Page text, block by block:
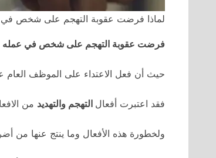
لماذا فرضت عقوبة التهجم على شخص في
فرضت عقوبة التهجم على شخص في عمله
حيث أن فعل الاعتداء على الموظف العام
فقد اعتبرت أفعال التهجم والتهديد من
ولخطورة هذه الأفعال وما ينتج عنها